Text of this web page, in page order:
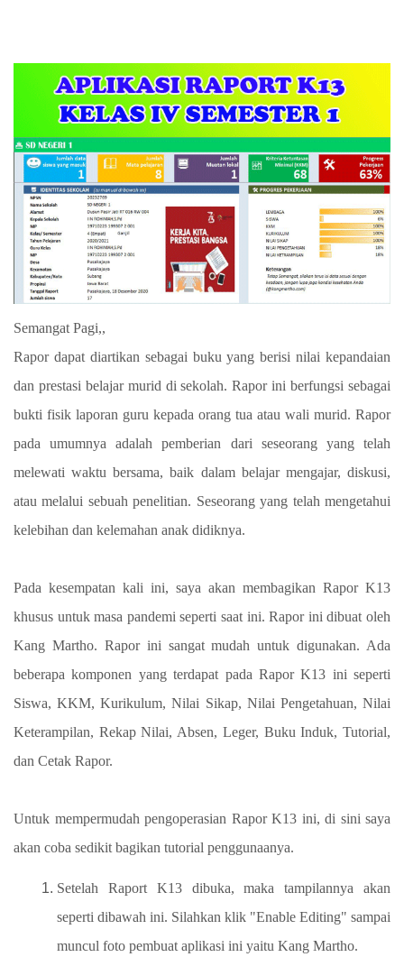
Semangat Pagi,,
Rapor dapat diartikan sebagai buku yang berisi nilai kepandaian
dan prestasi belajar murid di sekolah. Rapor ini berfungsi sebagai
bukti fisik laporan guru kepada orang tua atau wali murid. Rapor
pada umumnya adalah pemberian dari seseorang yang telah
melewati waktu bersama, baik dalam belajar mengajar, diskusi,
atau melalui sebuah penelitian. Seseorang yang telah mengetahui
kelebihan dan kelemahan anak didiknya.
Pada kesempatan kali ini, saya akan membagikan Rapor K13
khusus untuk masa pandemi seperti saat ini. Rapor ini dibuat oleh
Kang Martho. Rapor ini sangat mudah untuk digunakan. Ada
beberapa komponen yang terdapat pada Rapor K13 ini seperti
Siswa, KKM, Kurikulum, Nilai Sikap, Nilai Pengetahuan, Nilai
Keterampilan, Rekap Nilai, Absen, Leger, Buku Induk, Tutorial,
dan Cetak Rapor.
Untuk mempermudah pengoperasian Rapor K13 ini, di sini saya
akan coba sedikit bagikan tutorial penggunaanya.
Setelah Raport K13 dibuka, maka tampilannya akan
seperti dibawah ini. Silahkan klik "Enable Editing" sampai
muncul foto pembuat aplikasi ini yaitu Kang Martho.